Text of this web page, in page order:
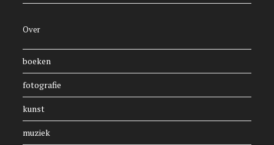
Over
boeken
fotografie
kunst
muziek